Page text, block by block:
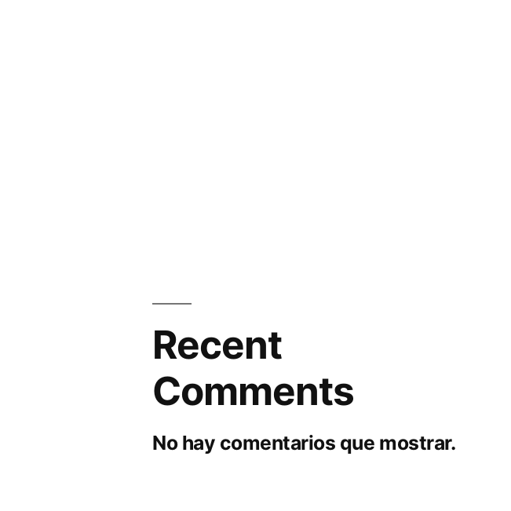
Recent
Comments
No hay comentarios que mostrar.